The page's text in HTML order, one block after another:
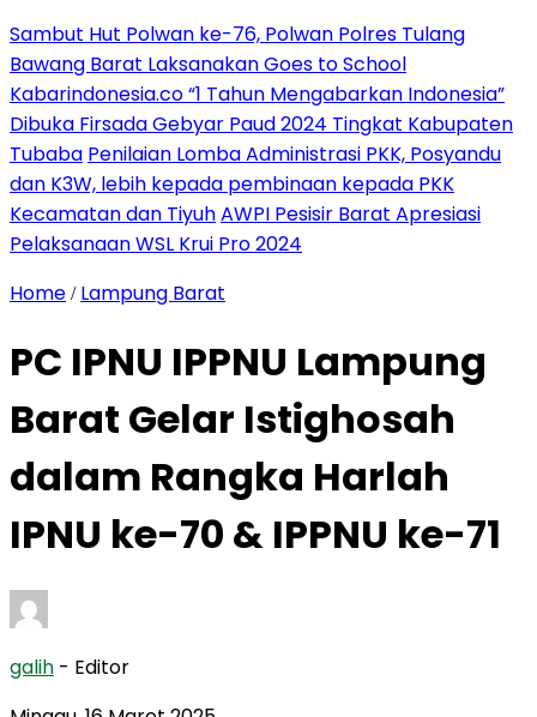
Sambut Hut Polwan ke-76, Polwan Polres Tulang
Bawang Barat Laksanakan Goes to School
Kabarindonesia.co “1 Tahun Mengabarkan Indonesia”
Dibuka Firsada Gebyar Paud 2024 Tingkat Kabupaten
Tubaba Penilaian Lomba Administrasi PKK, Posyandu
dan K3W, lebih kepada pembinaan kepada PKK
Kecamatan dan TiyuhAWPI Pesisir Barat Apresiasi
Pelaksanaan WSL Krui Pro 2024
Home / Lampung Barat
PC IPNU IPPNU Lampung
Barat Gelar Istighosah
dalam Rangka Harlah
IPNU ke-70 & IPPNU ke-71
galih - Editor